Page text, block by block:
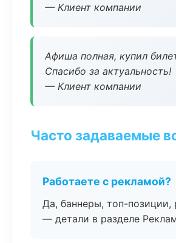
— Клиент компании
Афиша полная, купил
Спасибо за актуальность!
— Клиент компании
Часто задаваемые
Работаете с рекламой?
Да, баннеры, топ-позиции,
— детали в разделе